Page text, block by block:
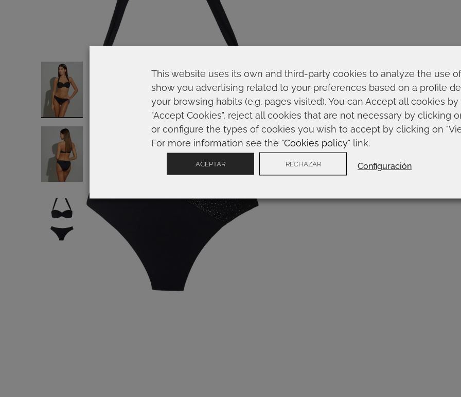
This website uses its own and third-party cookies to analyze the use
show you advertising related to your preferences based on a profile
your browsing habits (e.g. pages visited). You can Accept all cookies
"Accept Cookies", reject all cookies that are not necessary by clicking
or configure the types of cookies you wish to accept by clicking on
For more information see the "Cookies policy" link.
ACEPTAR RECHAZAR Configuración